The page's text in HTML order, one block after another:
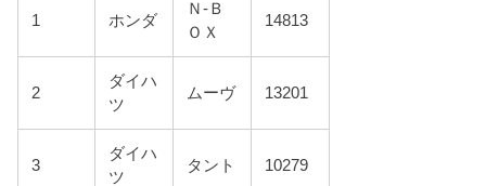
1 ホンダ
Ｎ-Ｂ
ＯＸ
14813
2
ダイハ
ツ
ムーヴ 13201
3
ダイハ
ツ
タント 10279